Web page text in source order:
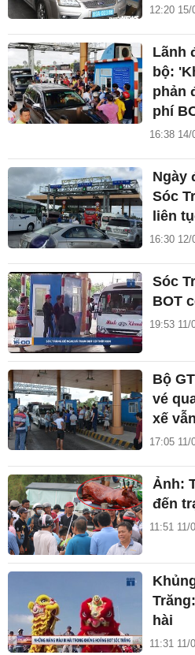
12:20 15/
Lãnh
bộ:
phản
phí
16:38 14/
Ngày
Sóc
liên
16:30 12/
Sóc
BOT
19:53 11/
Bộ
vé
xế
17:05 11/
Ảnh:
đến
11:51 11/
hài
11:31 11/